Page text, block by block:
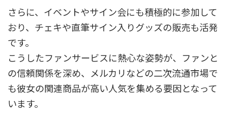
さらに、イベントやサイン会にも積極的に参加して
おり、チェキや直筆サイン入りグッズの販売も活発
です。
こうしたファンサービスに熱心な姿勢が、ファンと
の信頼関係を深め、メルカリなどの二次流通市場で
も彼女の関連商品が高い人気を集める要因となって
います。